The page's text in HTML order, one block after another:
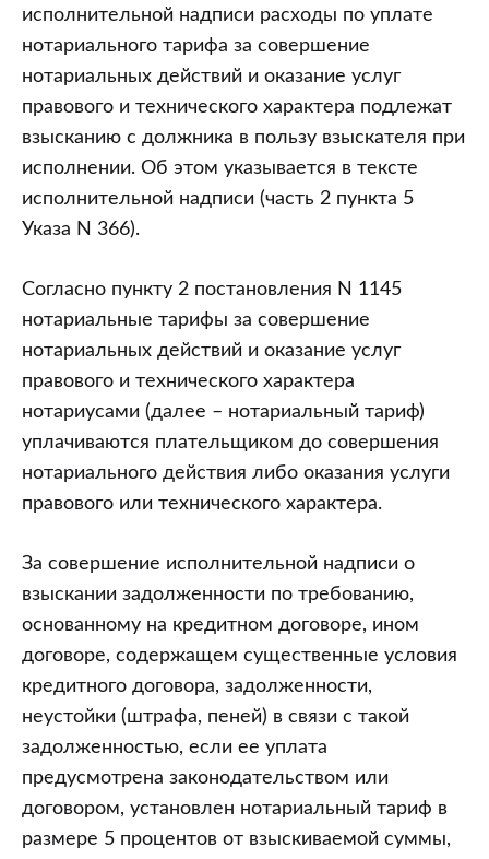
исполнительной надписи расходы по уплате
нотариального тарифа за совершение
нотариальных действий и оказание услуг
правового и технического характера подлежат
взысканию с должника в пользу взыскателя при
исполнении. Об этом указывается в тексте
исполнительной надписи (часть 2 пункта 5
Указа N 366).
Согласно пункту 2 постановления N 1145
нотариальные тарифы за совершение
нотариальных действий и оказание услуг
правового и технического характера
нотариусами (далее – нотариальный тариф)
уплачиваются плательщиком до совершения
нотариального действия либо оказания услуги
правового или технического характера.
За совершение исполнительной надписи о
взыскании задолженности по требованию,
основанному на кредитном договоре, ином
договоре, содержащем существенные условия
кредитного договора, задолженности,
неустойки (штрафа, пеней) в связи с такой
задолженностью, если ее уплата
предусмотрена законодательством или
договором, установлен нотариальный тариф в
размере 5 процентов от взыскиваемой суммы,